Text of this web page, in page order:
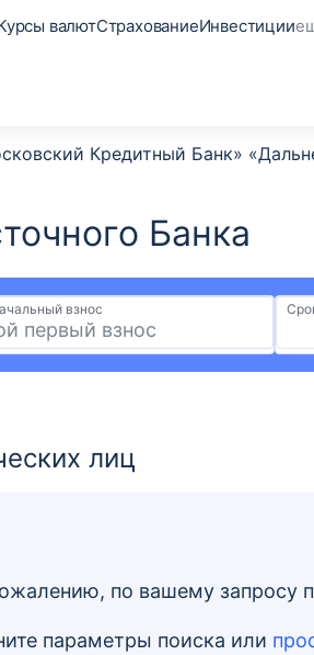
валютСтрахованиеИнвестиции
Кредитный Банк»
Банка​
взнос
лиц
по вашему запросу
параметры поиска или